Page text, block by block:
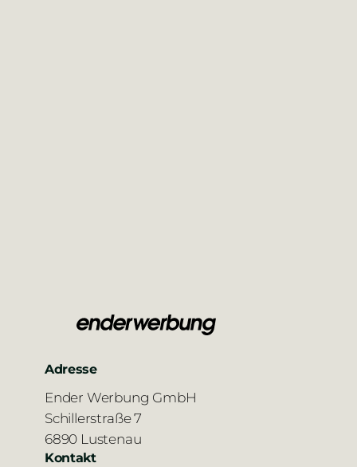
Adresse
Ender Werbung GmbH
Schillerstraße 7
6890 Lustenau
Kontakt